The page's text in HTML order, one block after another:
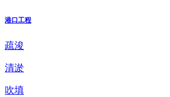
港口工程
疏浚
清淤
吹填